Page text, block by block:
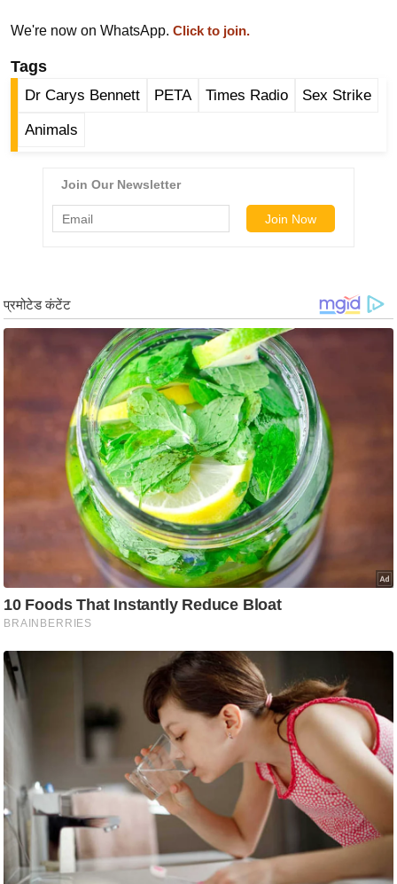
ऑ
टो
र्ल्ड
न्यू
ज
न
बॉ
ड
फि
स
मी
क्षा
a
k
i
n
We're now on WhatsApp. Click to join.
Tags
Dr Carys Bennett PETA Times Radio Sex Strike
Animals